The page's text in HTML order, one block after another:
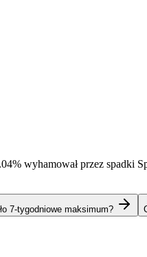
wyhamował przez spadki
7-tygodniowe maksimum?